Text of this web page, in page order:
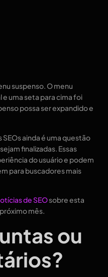
suspenso. O menu
uma seta para cima foi
possa ser expandido e
ainda é uma questão
finalizadas. Essas
do usuário e podem
para buscadores mais
de SEOsobre esta
mês.
ou